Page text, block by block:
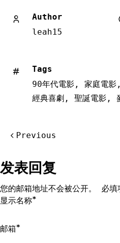
Author
leah15
Tags
90年代電影 , 家庭電影
經典喜劇 , 聖誕電影 ,
航
Previous
发表回复
您的邮箱地址不会被公开。 必填
显示名称*
邮箱*